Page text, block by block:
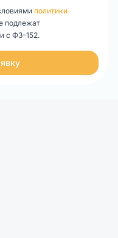
политики
подлежат
с ФЗ-152.